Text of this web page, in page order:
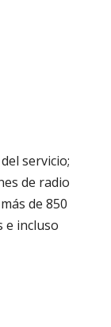
servicio;
de radio
de 850
e incluso